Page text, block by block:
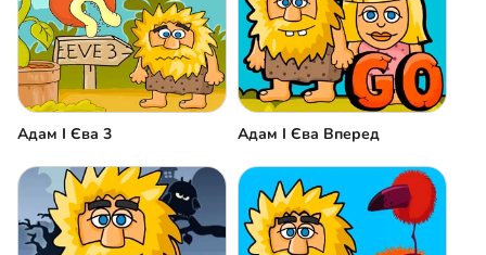
Адам І Єва 3 Адам І Єва Вперед